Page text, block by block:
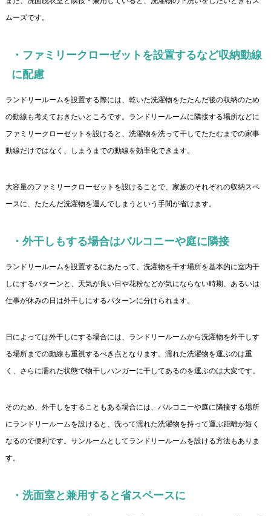
ムーズです。
・ファミリークローゼットを設置するなど収納動線
に配慮
ランドリールームを設置する際には、乾いた洗濯物をたたんだ後の収納のため
の動線も考えておきたいところです。ランドリールームに隣接する場所などに
ファミリークローゼットを設けると、洗濯物を洗って干してたたむまでの家事
動線だけではなく、しまうまでの動線を効率化できます。
大容量のファミリークローゼットを設けることで、家族のそれぞれの収納スペ
ースに、たたんだ洗濯物を運んでしまうという手間が省けます。
・外干しもする場合はバルコニーや庭に隣接
ランドリールームを設置するにあたって、洗濯物を干す場所を基本的に室内干
しにするパターンと、天気が良い日や花粉などが気にならない時期、あるいは
仕事が休みの日は外干しにするパターンに分けられます。
日によっては外干しにする場合には、ランドリールームから洗濯物を外干しす
る場所までの動線も重視するべき点となります。濡れた洗濯物を運ぶのは重
く、さらに濡れた状態で物干しハンガーに干してあるのを運ぶのは大変です。
そのため、外干しをすることもある場合には、バルコニーや庭に隣接する場所
にランドリールームを設けると、洗って濡れた洗濯物を持って運ぶ距離が短く
なるので便利です。サンルームとしてランドリールームを設ける方法もありま
す。
・洗面室と兼用すると省スペースに